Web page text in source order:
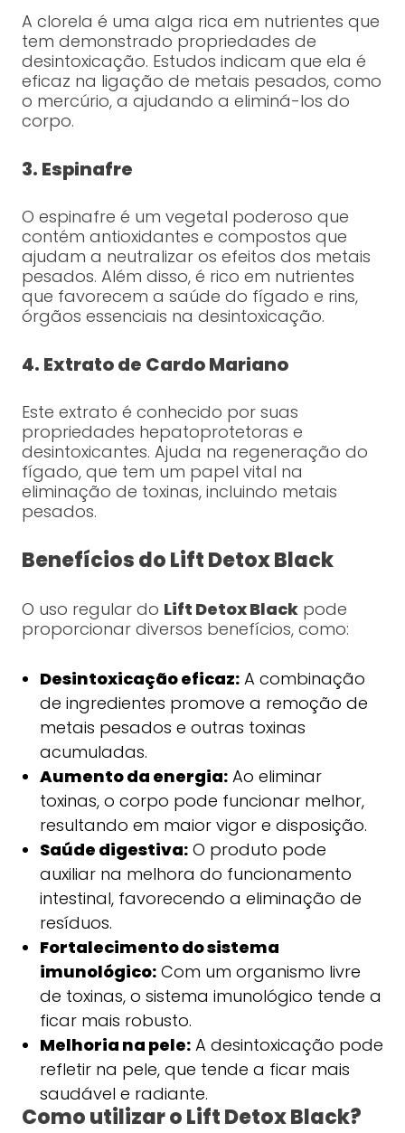
A clorela é uma alga rica em nutrientes que
tem demonstrado propriedades de
desintoxicação. Estudos indicam que ela é
eficaz na ligação de metais pesados, como
o mercúrio, a ajudando a eliminá-los do
corpo.
3. Espinafre
O espinafre é um vegetal poderoso que
contém antioxidantes e compostos que
ajudam a neutralizar os efeitos dos metais
pesados. Além disso, é rico em nutrientes
que favorecem a saúde do fígado e rins,
órgãos essenciais na desintoxicação.
4. Extrato de Cardo Mariano
Este extrato é conhecido por suas
propriedades hepatoprotetoras e
desintoxicantes. Ajuda na regeneração do
fígado, que tem um papel vital na
eliminação de toxinas, incluindo metais
pesados.
Benefícios do Lift Detox Black
O uso regular do Lift Detox Blackpode
proporcionar diversos benefícios, como:
Desintoxicação eficaz:A combinação
de ingredientes promove a remoção de
metais pesados e outras toxinas
acumuladas.
Aumento da energia:Ao eliminar
toxinas, o corpo pode funcionar melhor,
resultando em maior vigor e disposição.
Saúde digestiva:O produto pode
auxiliar na melhora do funcionamento
intestinal, favorecendo a eliminação de
resíduos.
Fortalecimento do sistema
imunológico:Com um organismo livre
de toxinas, o sistema imunológico tende a
ficar mais robusto.
Melhoria na pele:A desintoxicação pode
refletir na pele, que tende a ficar mais
saudável e radiante.
Como utilizar o Lift Detox Black?